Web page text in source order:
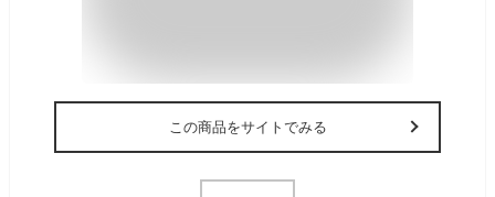
この商品をサイトでみる